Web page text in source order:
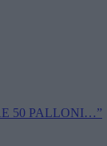
50 PALLONI…”